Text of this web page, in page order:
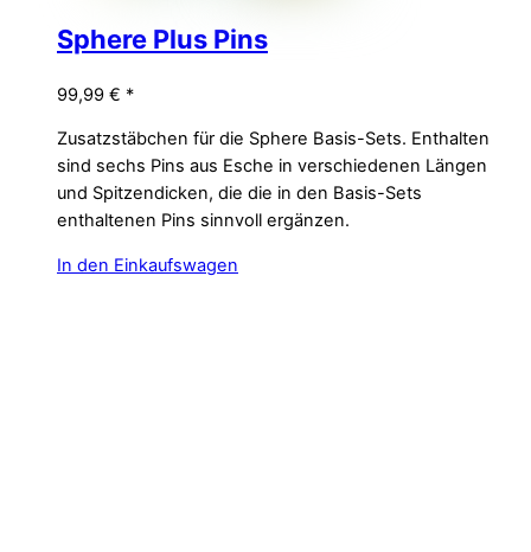
Sphere Plus Pins
99,99 € *
Zusatzstäbchen für die Sphere Basis-Sets. Enthalten
sind sechs Pins aus Esche in verschiedenen Längen
und Spitzendicken, die die in den Basis-Sets
enthaltenen Pins sinnvoll ergänzen.
In den Einkaufswagen